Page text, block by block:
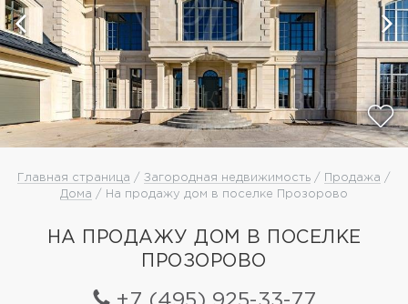
Главная страница / Загородная недвижимость / Продажа /
Дома / На продажу дом в поселке Прозорово
НА ПРОДАЖУ ДОМ В ПОСЕЛКЕ
ПРОЗОРОВО